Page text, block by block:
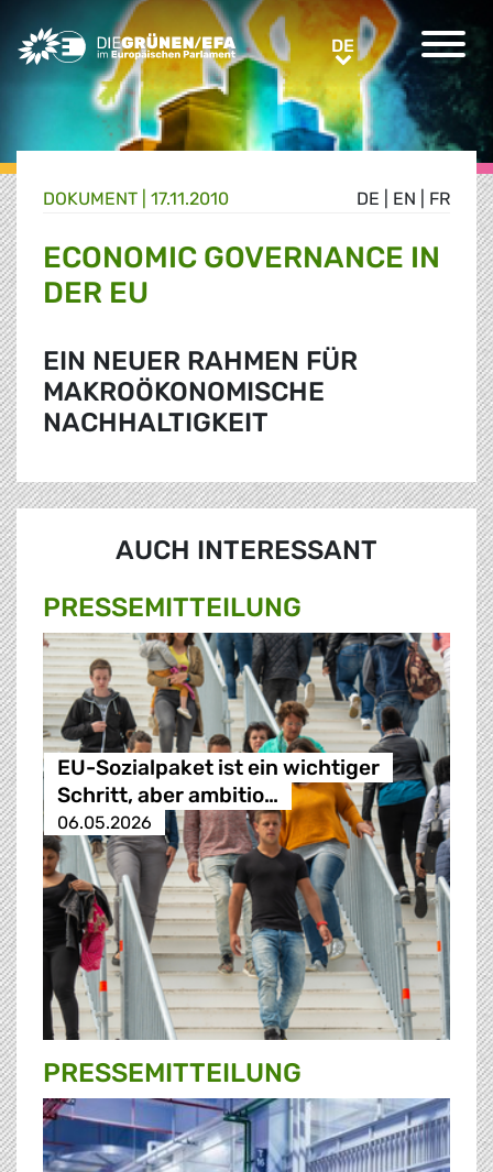
Greens/EFA Home DEDE
DE EN FR
DOKUMENT 17.11.2010
ECONOMIC GOVERNANCE IN
DER EU
EIN NEUER RAHMEN FÜR
MAKROÖKONOMISCHE
NACHHALTIGKEIT
AUCH INTERESSANT
PRESSE­MITTEILUNG
EU-Sozialpaket ist ein wichtiger
Schritt, aber ambitio…
06.05.2026
PRESSE­MITTEILUNG